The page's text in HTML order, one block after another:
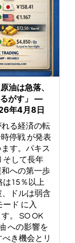
油は急落、
がす」 —
年4月8日
る経済の転
停戦 が発表
す。パキス
そして長年
への第一歩
は15％以上
ドルは弱含
ド に入
。 SO OK
への影響を
き機会とリ